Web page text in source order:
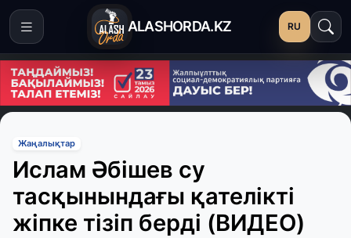
ALASHORDA.KZ RU
Жаңалықтар
Ислам Әбішев су
тасқынындағы қателікті
жіпке тізіп берді (ВИДЕО)